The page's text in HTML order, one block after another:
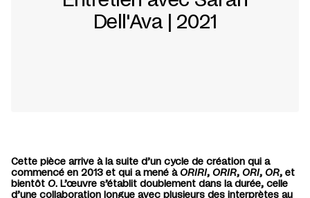
Dell'Ava | 2021
Cette pièce arrive à la suite d’un cycle de création qui a
commencé en 2013 et qui a mené à ORIRI, ORIR, ORI, OR, et
bientôt O. L’œuvre s’établit doublement dans la durée, celle
d’une collaboration longue avec plusieurs des interprètes au